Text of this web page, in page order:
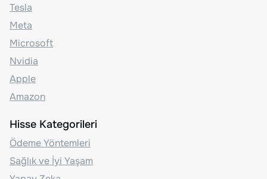
Tesla
Meta
Microsoft
Nvidia
Apple
Amazon
Hisse Kategorileri
Ödeme Yöntemleri
Sağlık ve İyi Yaşam